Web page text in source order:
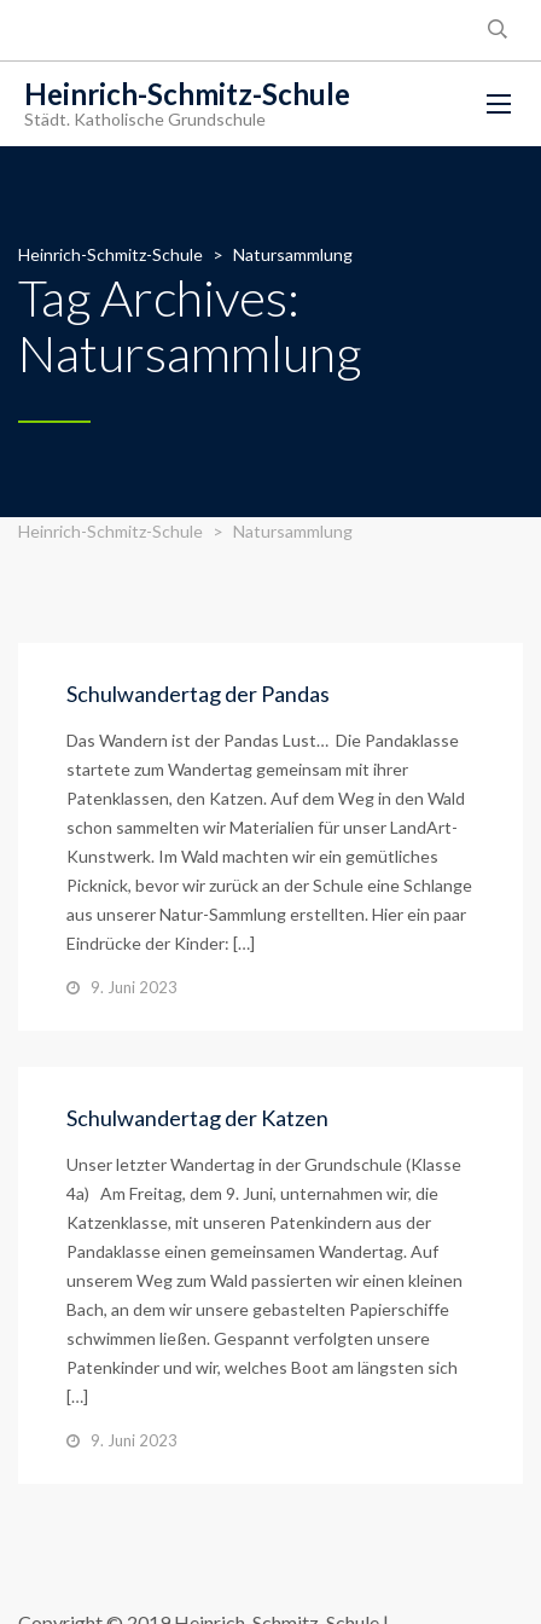
Heinrich-Schmitz-Schule
Städt. Katholische Grundschule
Heinrich-Schmitz-Schule > Natursammlung
Tag Archives:
Natursammlung
Heinrich-Schmitz-Schule > Natursammlung
Schulwandertag der Pandas
Das Wandern ist der Pandas Lust… Die Pandaklasse
startete zum Wandertag gemeinsam mit ihrer
Patenklassen, den Katzen. Auf dem Weg in den Wald
schon sammelten wir Materialien für unser LandArt-
Kunstwerk. Im Wald machten wir ein gemütliches
Picknick, bevor wir zurück an der Schule eine Schlange
aus unserer Natur-Sammlung erstellten. Hier ein paar
Eindrücke der Kinder: […]
9. Juni 2023
Schulwandertag der Katzen
Unser letzter Wandertag in der Grundschule (Klasse
4a) Am Freitag, dem 9. Juni, unternahmen wir, die
Katzenklasse, mit unseren Patenkindern aus der
Pandaklasse einen gemeinsamen Wandertag. Auf
unserem Weg zum Wald passierten wir einen kleinen
Bach, an dem wir unsere gebastelten Papierschiffe
schwimmen ließen. Gespannt verfolgten unsere
Patenkinder und wir, welches Boot am längsten sich
[…]
9. Juni 2023